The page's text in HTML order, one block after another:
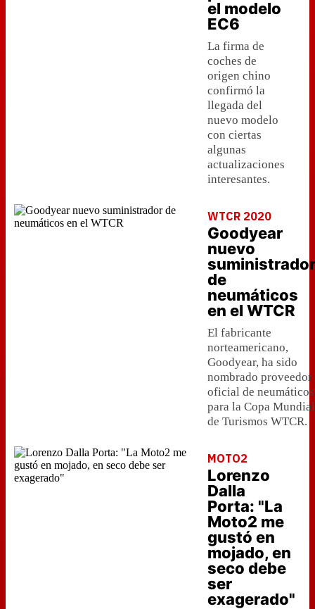
el modelo
EC6
La firma de
coches de
origen chino
confirmó la
llegada del
nuevo modelo
con ciertas
algunas
actualizaciones
interesantes.
WTCR 2020
Goodyear
nuevo
suministrador
de
neumáticos
en el WTCR
El fabricante
norteamericano,
Goodyear, ha sido
nombrado proveedor
oficial de neumáticos
para la Copa Mundial
de Turismos WTCR.
MOTO2
Lorenzo
Dalla
Porta: "La
Moto2 me
gustó en
mojado, en
seco debe
ser
exagerado"